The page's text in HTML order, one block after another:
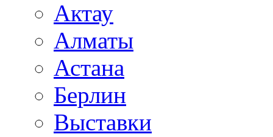
Актау
Алматы
Астана
Берлин
Выставки